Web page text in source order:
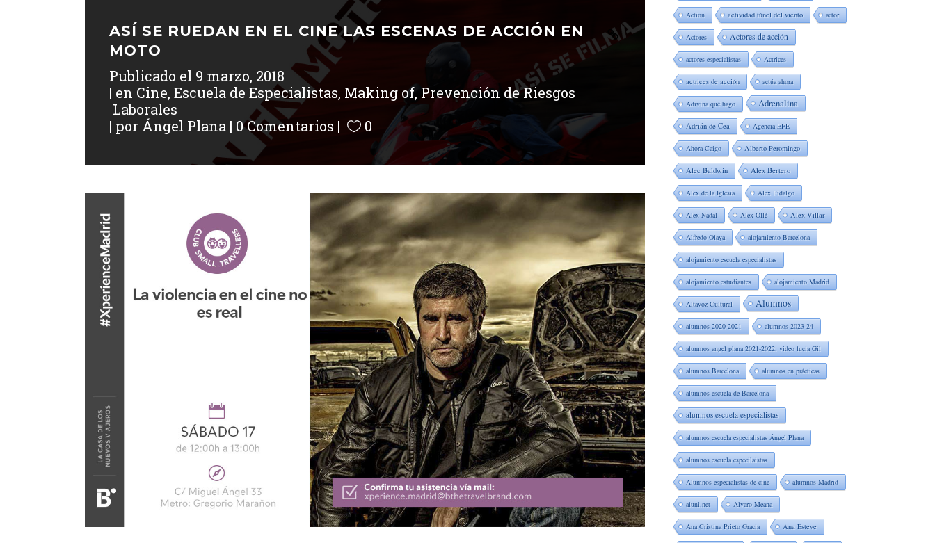
ASÍ SE RUEDAN EN EL CINE LAS ESCENAS DE ACCIÓN EN
MOTO
Publicado el 9 marzo, 2018
en Cine, Escuela de Especialistas, Making of, Prevención de Riesgos
Laborales
por Ángel Plana 0 Comentarios 0
Action actividad túnel del viento actor
Actores Actores de acción
actores especialistas Actrices
actrices de acción actúa ahora
Adivina qué hago Adrenalina
Adrián de Cea Agencia EFE
Ahora Caigo Alberto Peromingo
Alec Baldwin Alex Bertero
Alex de la Iglesia Alex Fidalgo
Alex Nadal Alex Ollé Alex Villar
Alfredo Olaya alojamiento Barcelona
alojamiento escuela especialistas
alojamiento estudiantes alojamiento Madrid
Altavoz Cultural Alumnos
alumnos 2020-2021 alumnos 2023-24
alumnos angel plana 2021-2022. video lucia Gil
alumnos Barcelona alumnos en prácticas
alumnos escuela de Barcelona
alumnos escuela especialistas
alumnos escuela especialistas Ángel Plana
alumnos escuela especilaistas
Alumnos especialistas de cine alumnos Madrid
aluni.net Alvaro Meana
Ana Cristina Prieto Gracia Ana Esteve